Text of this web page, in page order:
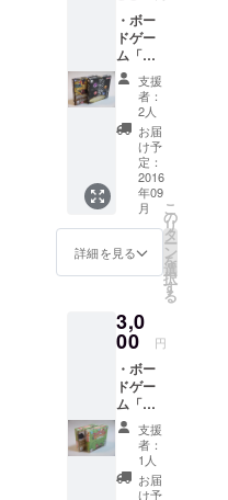
しま
す。 ※
写真は
旧版の
物です
・ボー
ドゲー
ム「陰
陽賽－
おん
みょう
さい
－」 ・
拡張ユ
ニット
「二階
建」 今
回のプ
ロジェ
クト限
定の拡
ニット
を付け
て発送
させて
頂きま
す。 ※
すでに
「陰陽
賽」を
お持ち
で、拡
支援
者：
2人
お届
け予
定：
2016
年09
月
詳細を見る
こ
の
リ
タ
ー
ン
を
選
択
す
る
3,0
00 円
・ボー
ドゲー
ム「コ
ロポッ
クル
見～つ
け
た！」
支援
者：
1人
お届
け予